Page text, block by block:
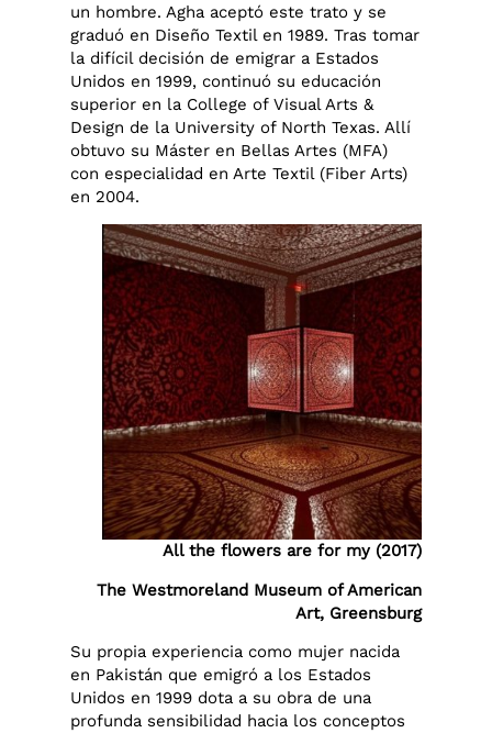
un hombre. Agha aceptó este trato y se
graduó en Diseño Textil en 1989. Tras tomar
la difícil decisión de emigrar a Estados
Unidos en 1999, continuó su educación
superior en la College of Visual Arts &
Design de la University of North Texas. Allí
obtuvo su Máster en Bellas Artes (MFA)
con especialidad en Arte Textil (Fiber Arts)
en 2004.
All the flowers are for my (2017)
The Westmoreland Museum of American
Art, Greensburg
Su propia experiencia como mujer nacida
en Pakistán que emigró a los Estados
Unidos en 1999 dota a su obra de una
profunda sensibilidad hacia los conceptos